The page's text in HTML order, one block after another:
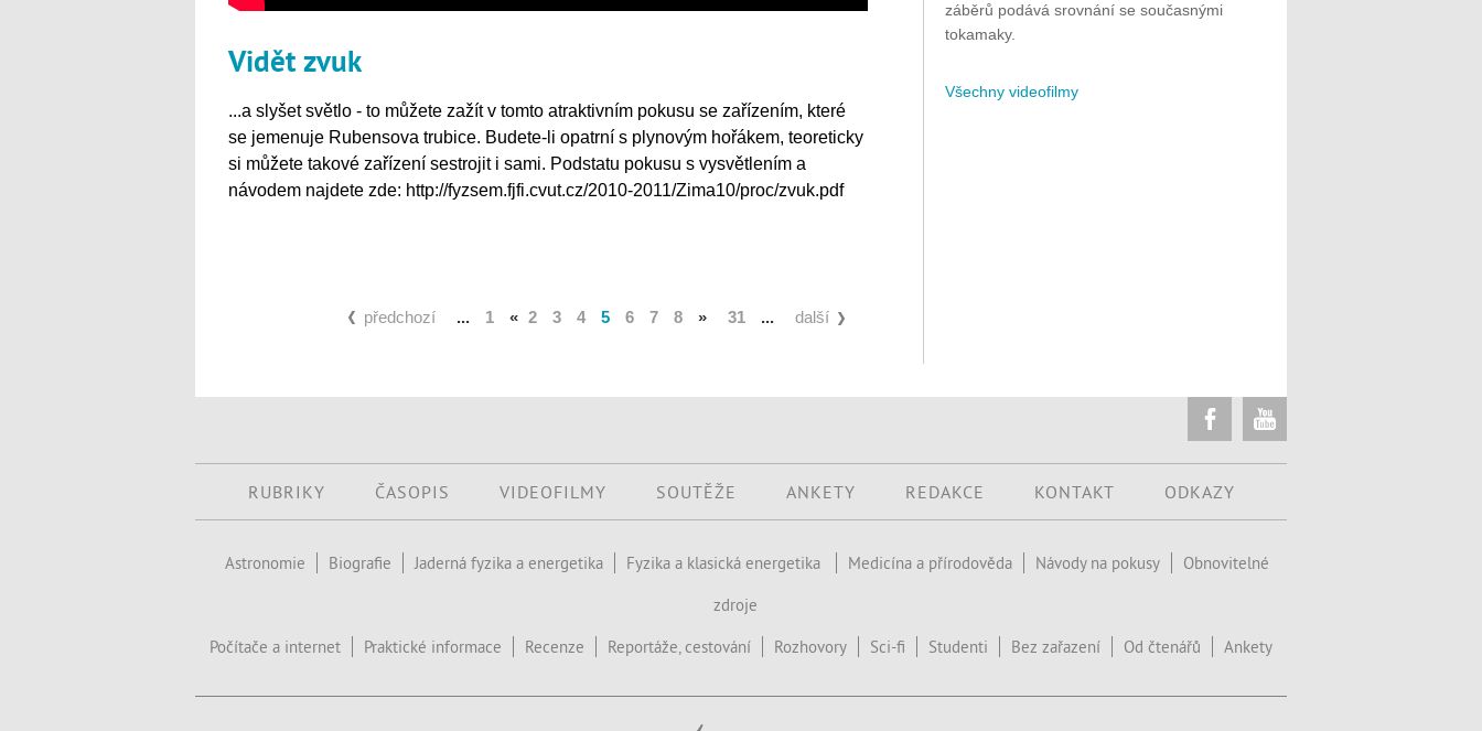
Vidět zvuk
...a slyšet světlo - to můžete zažít v tomto atraktivním pokusu se zařízením, které
se jemenuje Rubensova trubice. Budete-li opatrní s plynovým hořákem, teoreticky
si můžete takové zařízení sestrojit i sami. Podstatu pokusu s vysvětlením a
návodem najdete zde: http://fyzsem.fjfi.cvut.cz/2010-2011/Zima10/proc/zvuk.pdf
předchozí ... 1 « 2 3 4 5 6 7 8 » 31 ... další
záběrů podává srovnání se současnými
tokamaky.
Všechny videofilmy
RUBRIKY ČASOPIS VIDEOFILMY SOUTĚŽE ANKETY REDAKCE KONTAKT ODKAZY
Astronomie Biografie Jaderná fyzika a energetika Fyzika a klasická energetika Medicína a přírodověda Návody na pokusy
Obnovitelné
zdroje
Počítače a internet
Praktické informace Recenze Reportáže, cestování Rozhovory Sci-fi Studenti Bez zařazení Od čtenářů Ankety